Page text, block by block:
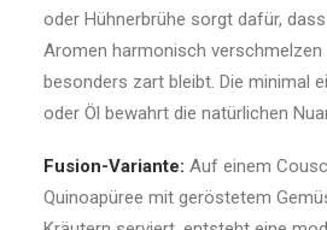
oder Hühnerbrühe sorgt dafür,
Aromen harmonisch verschmelzen
besonders zart bleibt. Die minimal
oder Öl bewahrt die natürlichen
Fusion-Variante: Auf einem
Quinoapüree mit geröstetem